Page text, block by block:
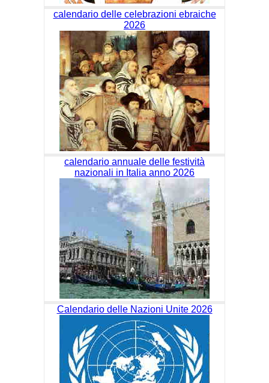
calendario delle celebrazioni ebraiche
2026
calendario annuale delle festività
nazionali in Italia anno 2026
Calendario delle Nazioni Unite 2026